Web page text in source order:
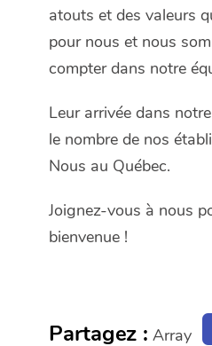
atouts et des valeurs
pour nous et nous
compter dans notre
Leur arrivée dans
le nombre de nos
Nous au Québec.
Joignez-vous à nous
bienvenue !
Partagez : Array